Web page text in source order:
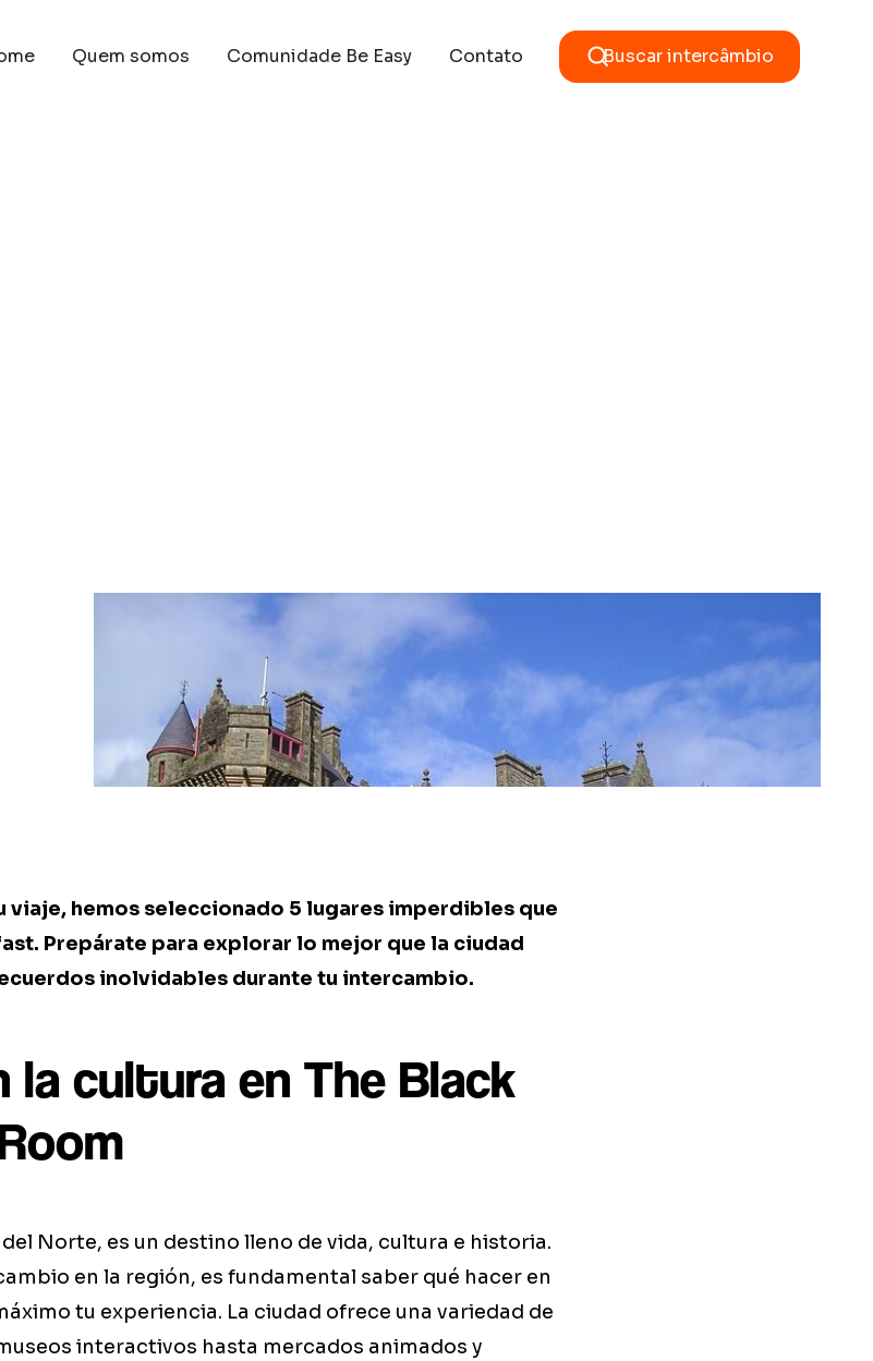
Quem somos Comunidade Be Easy Contato Buscar intercâmbio
viaje, hemos seleccionado 5 lugares imperdibles que
Prepárate para explorar lo mejor que la ciudad
inolvidables durante tu intercambio.
la cultura en The Black
Norte, es un destino lleno de vida, cultura e historia.
en la región, es fundamental saber qué hacer en
tu experiencia. La ciudad ofrece una variedad de
interactivos hasta mercados animados y